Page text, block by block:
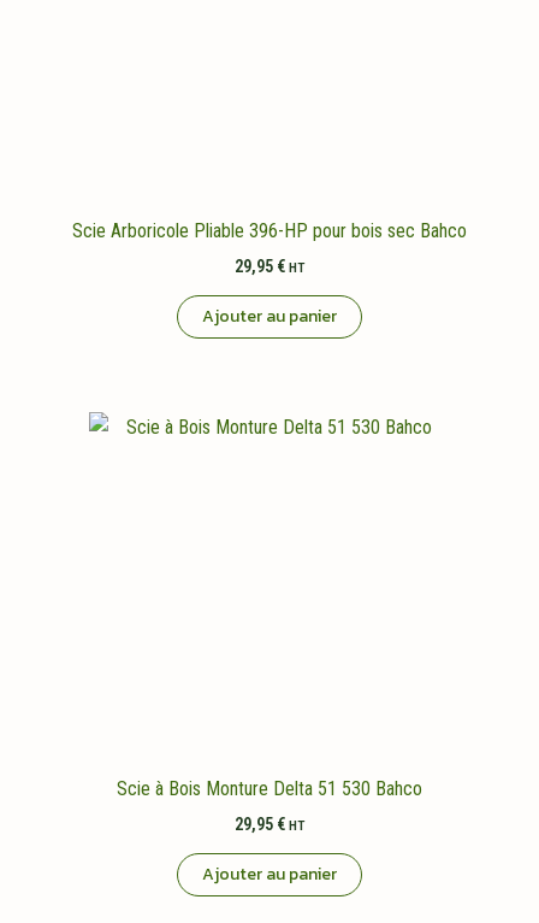
Scie Arboricole Pliable 396-HP pour bois sec Bahco
29,95 € HT
Ajouter au panier
Scie à Bois Monture Delta 51 530 Bahco
29,95 € HT
Ajouter au panier